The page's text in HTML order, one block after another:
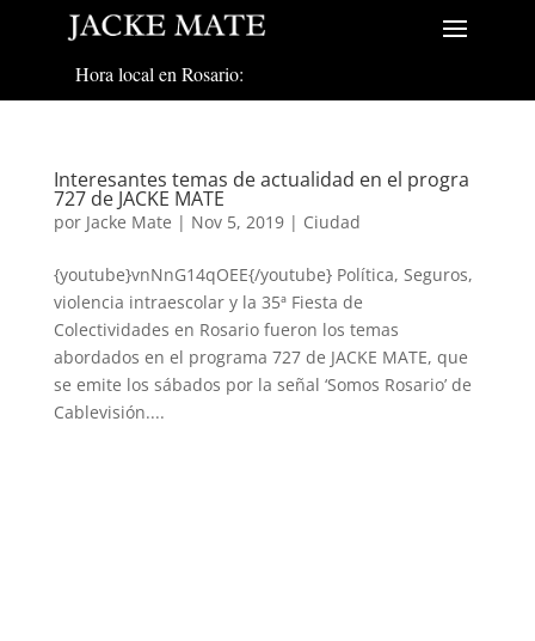
Hora local en Rosario:
Interesantes temas de actualidad en el progra
727 de JACKE MATE
por Jacke Mate | Nov 5, 2019| Ciudad
{youtube}vnNnG14qOEE{/youtube} Política, Seguros,
violencia intraescolar y la 35ª Fiesta de
Colectividades en Rosario fueron los temas
abordados en el programa 727 de JACKE MATE, que
se emite los sábados por la señal ‘Somos Rosario’ de
Cablevisión....